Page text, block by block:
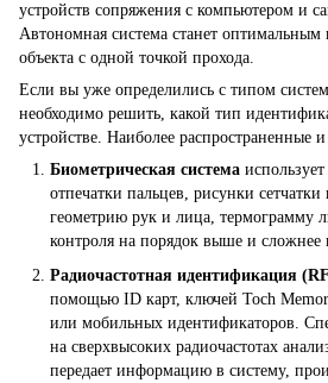
устройств сопряжения с компьютером и
Автономная система станет оптимальным
объекта с одной точкой прохода.
Если вы уже определились с типом
необходимо решить, какой тип
устройстве. Наиболее распространенные
Биометрическая система
отпечатки пальцев, рисунки
геометрию рук и лица, термограмму
контроля на порядок выше и сложнее
Радиочастотная идентификация
помощью ID карт, ключей Toch
или мобильных идентификаторов.
на сверхвысоких радиочастотах
передает информацию в систему,